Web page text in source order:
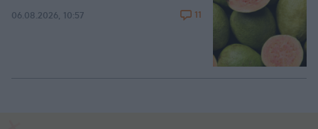
06.08.2026, 10:57 11